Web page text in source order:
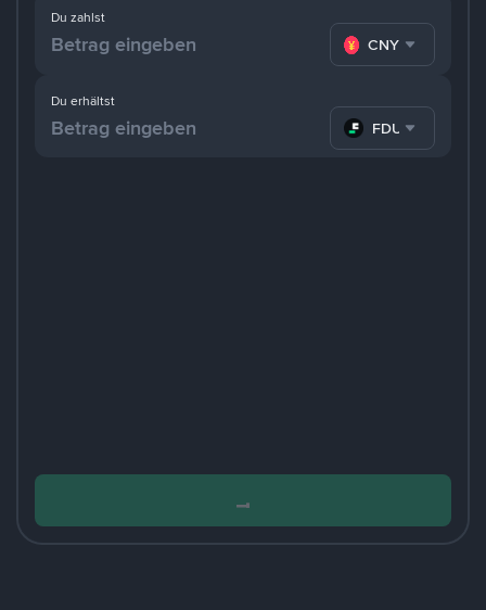
Du zahlst
CNY
Du erhältst
FDUSD